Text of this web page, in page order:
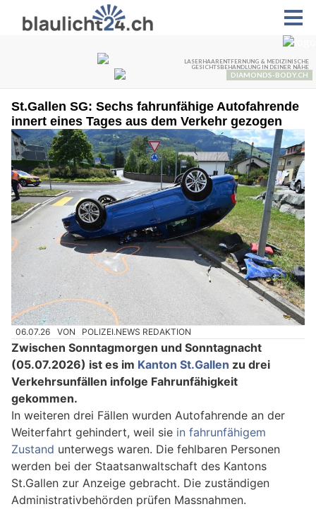
St.Gallen SG: Sechs fahrunfähige Autofahrende
innert eines Tages aus dem Verkehr gezogen
06.07.26 VON POLIZEI.NEWS REDAKTION
Zwischen Sonntagmorgen und Sonntagnacht
(05.07.2026) ist es im Kanton St.Gallen zu drei
Verkehrsunfällen infolge Fahrunfähigkeit
gekommen.
In weiteren drei Fällen wurden Autofahrende an der
Weiterfahrt gehindert, weil sie in fahrunfähigem
Zustand unterwegs waren. Die fehlbaren Personen
werden bei der Staatsanwaltschaft des Kantons
St.Gallen zur Anzeige gebracht. Die zuständigen
Administrativbehörden prüfen Massnahmen.